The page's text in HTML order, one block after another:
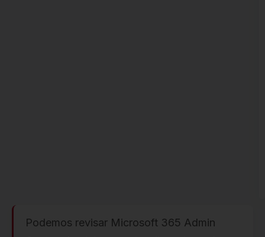
Podemos revisar Microsoft 365 Admin